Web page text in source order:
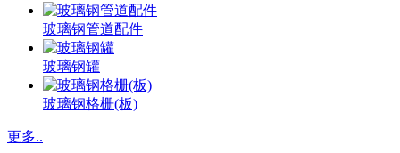
玻璃钢管道配件
玻璃钢罐
玻璃钢格栅(板)
更多..